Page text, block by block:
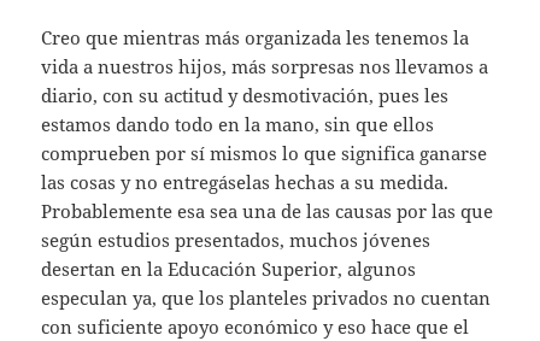
Creo que mientras más organizada les tenemos la
vida a nuestros hijos, más sorpresas nos llevamos a
diario, con su actitud y desmotivación, pues les
estamos dando todo en la mano, sin que ellos
comprueben por sí mismos lo que significa ganarse
las cosas y no entregáselas hechas a su medida.
Probablemente esa sea una de las causas por las que
según estudios presentados, muchos jóvenes
desertan en la Educación Superior, algunos
especulan ya, que los planteles privados no cuentan
con suficiente apoyo económico y eso hace que el